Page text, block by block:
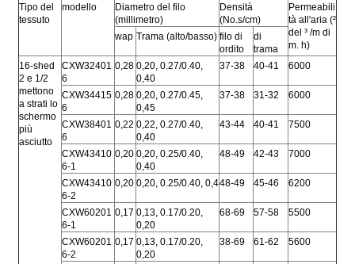
Tipo del
tessuto
modello
Diametro del filo
(millimetro)
Densità
(No.s/cm)
Permeabili
tà all'aria (²
del ³ /m di
m. h)
wap Trama (alto/basso) filo di
ordito
di
trama
16-shed
2 e 1/2
mettono
a strati lo
schermo
più
asciutto
CXW32401
6
0,28 0,20, 0.27/0.40,
0,40
37-38 40-41 6000
CXW34415
6
0,28 0,20, 0.27/0.45,
0,45
37-38 31-32 6000
CXW38401
6
0,22 0,22, 0.27/0.40,
0,40
43-44 40-41 7500
CXW43410
6-1
0,20 0,20, 0.25/0.40,
0,40
48-49 42-43 7000
CXW43410
6-2
0,20 0,20, 0.25/0.40, 0,448-49 45-46 6200
CXW60201
6-1
0,17 0,13, 0.17/0.20,
0,20
68-69 57-58 5500
CXW60201
6-2
0,17 0,13, 0.17/0.20,
0,20
38-69 61-62 5600